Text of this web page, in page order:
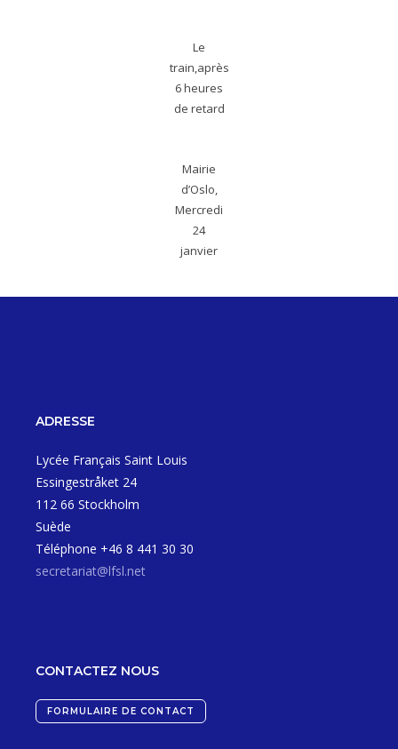
Le
train,après
6 heures
de retard
Mairie
d’Oslo,
Mercredi
24
janvier
ADRESSE
Lycée Français Saint Louis
Essingestråket 24
112 66 Stockholm
Suède
Téléphone +46 8 441 30 30
secretariat@lfsl.net
CONTACTEZ NOUS
FORMULAIRE DE CONTACT